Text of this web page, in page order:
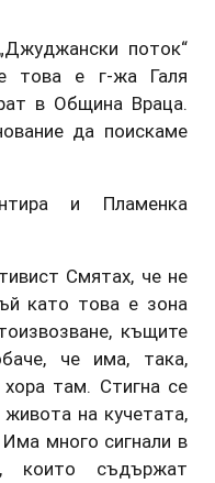
поток“
това е г-жа Галя
в Община Враца.
да поискаме
и Пламенка
Смятах, че не
като това е зона
къщите
че има, така,
там. Стигна се
на кучетата,
много сигнали в
които съдържат